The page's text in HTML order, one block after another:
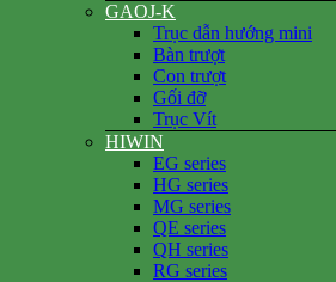
GAOJ-K
Trục dẫn hướng mini
Bàn trượt
Con trượt
Gối đỡ
Trục Vít
HIWIN
EG series
HG series
MG series
QE series
QH series
RG series